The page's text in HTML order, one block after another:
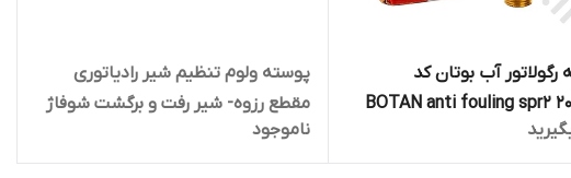
آب بوتان کد
پوسته ولوم تنظیم شیر رادیاتوری
مقطع رزوه- شیر رفت و برگشت شوفاژ
مدل گرما و گرمافر
ناموجود